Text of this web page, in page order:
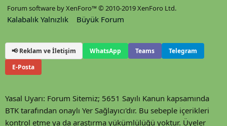
Forum software by XenForo™ © 2010-2019 XenForo Ltd.
Kalabalık Yalnızlık Büyük Forum
📢 Reklam ve İletişim WhatsApp Teams
Telegram
E-Posta
Yasal Uyarı: Forum Sitemiz; 5651 Sayılı Kanun kapsamında
BTK tarafından onaylı Yer Sağlayıcı'dır. Bu sebeple içerikleri
kontrol etme ya da araştırma yükümlülüğü yoktur. Üyeler